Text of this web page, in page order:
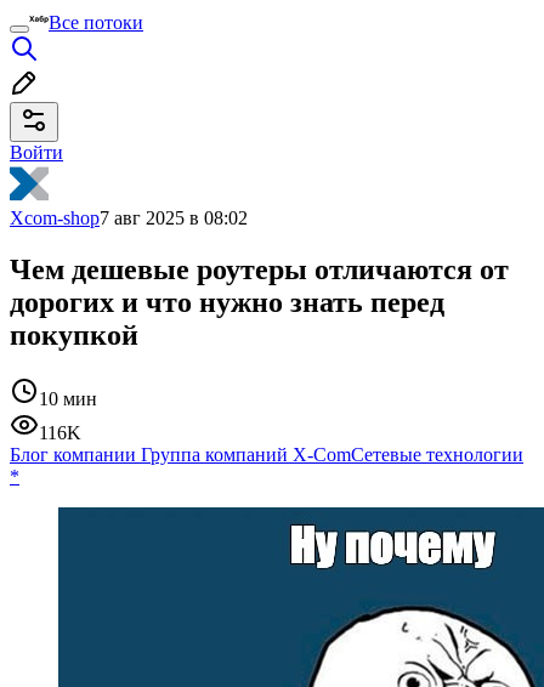
Все потоки
Войти
Xcom-shop7 авг 2025 в 08:02
Чем дешевые роутеры отличаются от
дорогих и что нужно знать перед
покупкой
10 мин
116K
Блог компании Группа компаний X-ComСетевые технологии
*